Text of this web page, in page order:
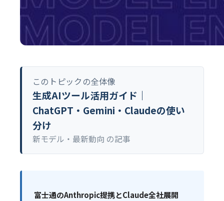
このトピックの全体像
生成AIツール活用ガイド｜
ChatGPT・Gemini・Claudeの使い
分け
新モデル・最新動向 の記事
富士通のAnthropic提携とClaude全社展開